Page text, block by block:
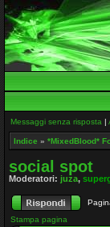
Messaggi senza risposta |
Indice » *MixedBlood*
social spot
Moderatori: juza,
Stampa pagina